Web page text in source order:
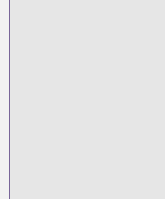
editions.fr/meian/licence/